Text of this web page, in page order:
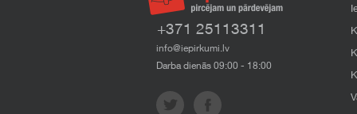
+371 25113311
info@iepirkumi.lv
Darba dienās 09:00 - 18:00